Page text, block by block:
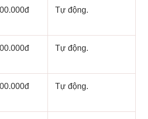
Tự động.
Tự động.
Tự động.